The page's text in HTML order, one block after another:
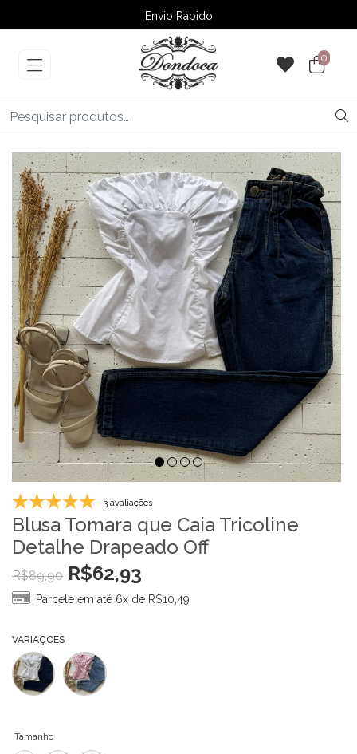
Envio Rápido
➚ Ofertas– Até 60% OFF
0
‹ ›
3 avaliações
Blusa Tomara que Caia Tricoline
Detalhe Drapeado Off
R$89,90 R$62,93
Parcele em até 6x de R$10,49
VARIAÇÕES
Tamanho